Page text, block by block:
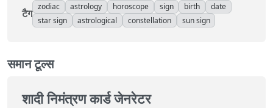
टैग
zodiac astrology horoscope sign birth
date
star sign
astrological constellation sun sign
समान टूल्स
शादी निमंत्रण कार्ड जेनरेटर